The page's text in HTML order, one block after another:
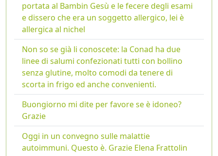
portata al Bambin Gesù e le fecere degli esami
e dissero che era un soggetto allergico, lei è
allergica al nichel
Non so se già li conoscete: la Conad ha due
linee di salumi confezionati tutti con bollino
senza glutine, molto comodi da tenere di
scorta in frigo ed anche convenienti.
Buongiorno mi dite per favore se è idoneo?
Grazie
Oggi in un convegno sulle malattie
autoimmuni. Questo è. Grazie Elena Frattolin